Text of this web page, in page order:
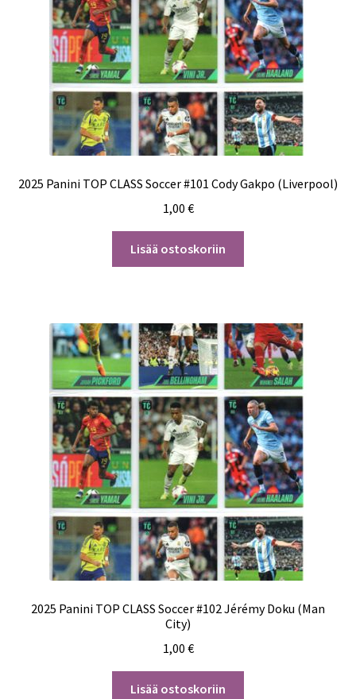
2025 Panini TOP CLASS Soccer #101 Cody Gakpo (Liverpool)
1,00 €
Lisää ostoskoriin
2025 Panini TOP CLASS Soccer #102 Jérémy Doku (Man
City)
1,00 €
Lisää ostoskoriin